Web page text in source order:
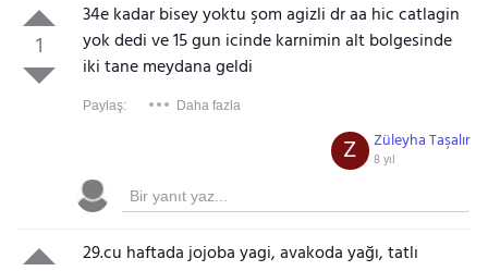
1
34e kadar bisey yoktu şom agizli dr aa hic catlagin
yok dedi ve 15 gun icinde karnimin alt bolgesinde
iki tane meydana geldi
Paylaş: Daha fazla
Züleyha Taşalır
8 yıl
Z
29.cu haftada jojoba yagi, avakoda yağı, tatlı